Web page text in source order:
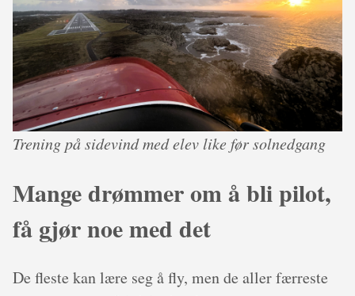
Trening på sidevind med elev like før solnedgang
Mange drømmer om å bli pilot,
få gjør noe med det
De fleste kan lære seg å fly, men de aller færreste